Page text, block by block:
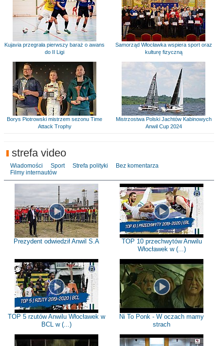
Kujavia przegrała pierwszy baraż o awans
do II Ligi
Samorząd Włocławka wspiera sport oraz
kulturę fizyczną
Borys Piotrowski mistrzem sezonu Time
Attack Trophy
Mistrzostwa Polski Jachtów Kabinowych
Anwil Cup 2024
strefa video
Wiadomości Sport Strefa polityki
Bez komentarza
Filmy internautów
Prezydent odwiedził Anwil S.A
TOP 10 przechwytów Anwilu
Włocławek w (...)
TOP 5 rzutów Anwilu Włocławek w
BCL w (...)
Ni To Ponk - W oczach mamy
strach